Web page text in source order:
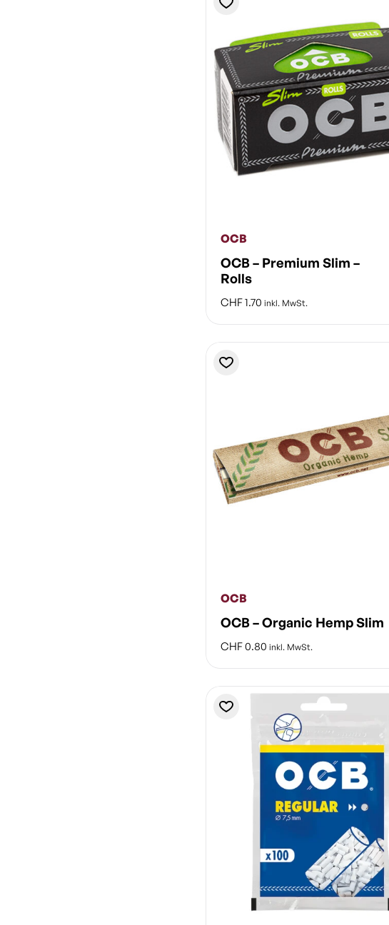
OCB
OCB – Premium Slim –
Rolls
CHF1.70 inkl. MwSt.
OCB
OCB – Organic Hemp Slim
CHF0.80 inkl. MwSt.